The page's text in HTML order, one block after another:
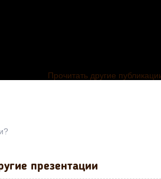
Прочитать другие
презентации